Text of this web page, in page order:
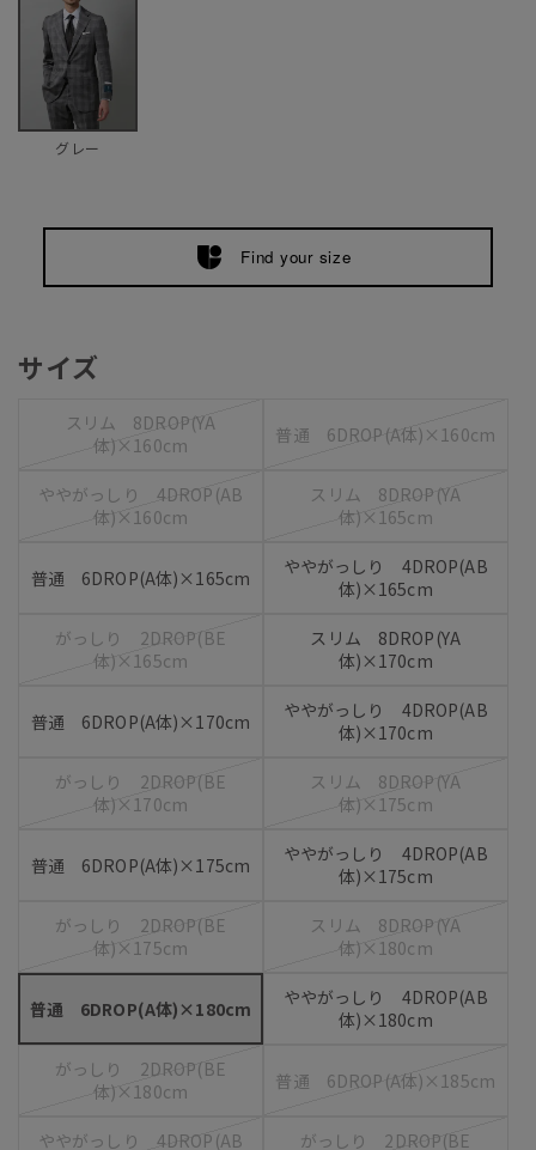
グレー
Find your size
サイズ
スリム 8DROP(YA
体)×160cm
普通 6DROP(A体)×160cm
ややがっしり 4DROP(AB
体)×160cm
スリム 8DROP(YA
体)×165cm
普通 6DROP(A体)×165cm
ややがっしり 4DROP(AB
体)×165cm
がっしり 2DROP(BE
体)×165cm
スリム 8DROP(YA
体)×170cm
普通 6DROP(A体)×170cm
ややがっしり 4DROP(AB
体)×170cm
がっしり 2DROP(BE
体)×170cm
スリム 8DROP(YA
体)×175cm
普通 6DROP(A体)×175cm
ややがっしり 4DROP(AB
体)×175cm
がっしり 2DROP(BE
体)×175cm
スリム 8DROP(YA
体)×180cm
普通 6DROP(A体)×180cm
ややがっしり 4DROP(AB
体)×180cm
がっしり 2DROP(BE
体)×180cm
普通 6DROP(A体)×185cm
ややがっしり 4DROP(AB
がっしり 2DROP(BE